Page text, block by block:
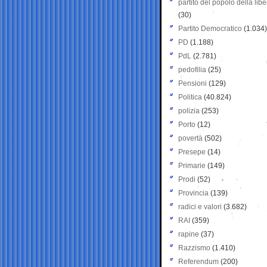
partito del popolo della
(30)
Partito Democratico (1.034)
PD (1.188)
PdL (2.781)
pedofilia (25)
Pensioni (129)
Politica (40.824)
polizia (253)
Porto (12)
povertà (502)
Presepe (14)
Primarie (149)
Prodi (52)
Provincia (139)
radici e valori (3.682)
RAI (359)
rapine (37)
Razzismo (1.410)
Referendum (200)